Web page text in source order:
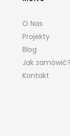
O Nas
Projekty
Blog
Jak zamówić?
Kontakt